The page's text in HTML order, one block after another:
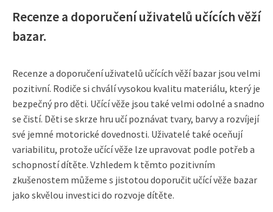
Recenze a doporučení uživatelů učících věží
bazar.
Recenze a doporučení uživatelů učících věží bazar jsou velmi
pozitivní. Rodiče si chválí vysokou kvalitu materiálu, který je
bezpečný pro děti. Učící věže jsou také velmi odolné a snadno
se čistí. Děti se skrze hru učí poznávat tvary, barvy a rozvíjejí
své jemné motorické dovednosti. Uživatelé také oceňují
variabilitu, protože učící věže lze upravovat podle potřeb a
schopností dítěte. Vzhledem k těmto pozitivním
zkušenostem můžeme s jistotou doporučit učící věže bazar
jako skvělou investici do rozvoje dítěte.